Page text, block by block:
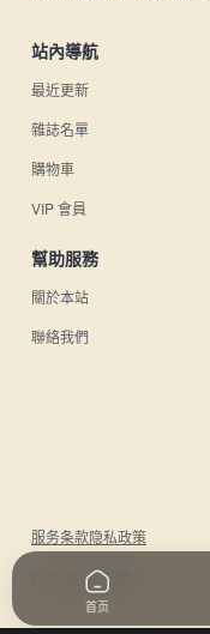
站內導航
最近更新
雜誌名單
購物車
VIP 會員
幫助服務
關於本站
聯絡我們
服务条款隐私政策
© 2026 UU日雜.
首页